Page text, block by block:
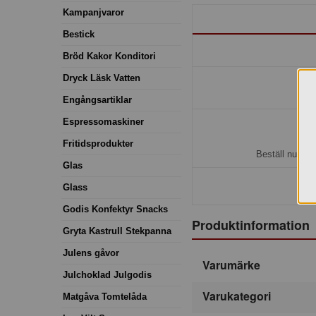
Kampanjvaror
Bestick
Bröd Kakor Konditori
Dryck Läsk Vatten
Engångsartiklar
Espressomaskiner
Fritidsprodukter
Glas
Glass
Godis Konfektyr Snacks
Gryta Kastrull Stekpanna
Julens gåvor
Julchoklad Julgodis
Matgåva Tomtelåda
Beställ nu så
Produktinformation
Varumärke
Varukategori